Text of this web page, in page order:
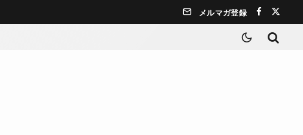
メルマガ登録